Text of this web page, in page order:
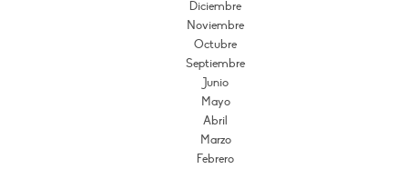
Diciembre
Noviembre
Octubre
Septiembre
Junio
Mayo
Abril
Marzo
Febrero